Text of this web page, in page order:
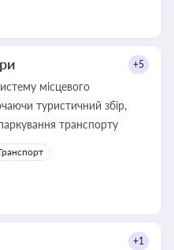
+5
місцевого
туристичний збір,
плату за земельні ділянки, за паркування транспорту
+1